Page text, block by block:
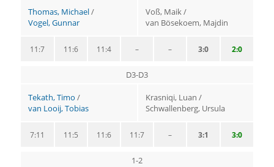
Thomas, Michael/
Vogel, Gunnar
Voß, Maik /
van Bösekoem, Majdin
2:0
3:0
–
–
11:4
11:6
11:7
D3-D3
Tekath, Timo /
van Looij, Tobias
Krasniqi, Luan /
Schwallenberg, Ursula
3:0
3:1
–
11:7
11:6
11:5
7:11
1-2